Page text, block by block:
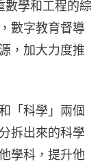
數學和工程的綜
數字教育督導
，加大力度推
「科學」兩個
拆出來的科學
學科，提升他